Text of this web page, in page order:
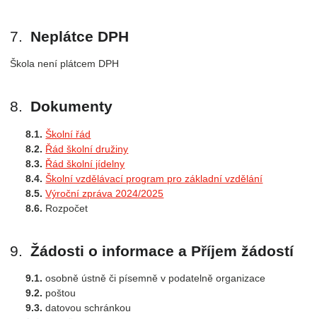
Neplátce DPH
Škola není plátcem DPH
Dokumenty
Školní řád
Řád školní družiny
Řád školní jídelny
Školní vzdělávací program pro základní vzdělání
Výroční zpráva 2024/2025
Rozpočet
Žádosti o informace a Příjem žádostí
osobně ústně či písemně v podatelně organizace
poštou
datovou schránkou